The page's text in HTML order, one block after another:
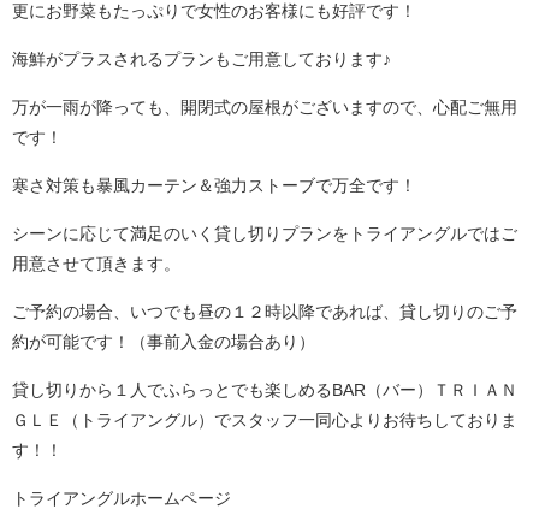
更にお野菜もたっぷりで女性のお客様にも好評です！
海鮮がプラスされるプランもご用意しております♪
万が一雨が降っても、開閉式の屋根がございますので、心配ご無用
です！
寒さ対策も暴風カーテン＆強力ストーブで万全です！
シーンに応じて満足のいく貸し切りプランをトライアングルではご
用意させて頂きます。
ご予約の場合、いつでも昼の１２時以降であれば、貸し切りのご予
約が可能です！（事前入金の場合あり）
貸し切りから１人でふらっとでも楽しめるBAR（バー）ＴＲＩＡＮ
ＧＬＥ（トライアングル）でスタッフ一同心よりお待ちしておりま
す！！
トライアングルホームページ